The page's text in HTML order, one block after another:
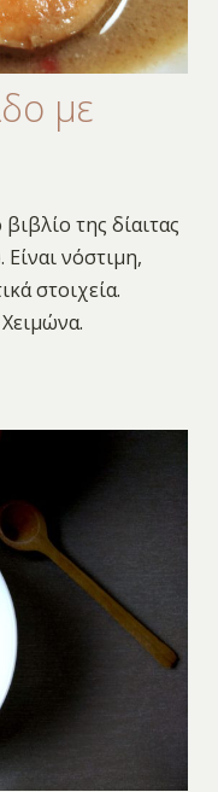
με
της δίαιτας
νόστιμη,
στοιχεία.